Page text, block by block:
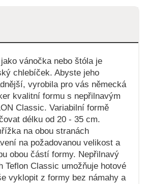
vánočka nebo štóla je
chlebíček. Abyste jeho
vyrobila pro vás německá
kvalitní formu s nepřilnavým
Classic. Variabilní formě
délku od 20 - 35 cm.
na obou stranách
na požadovanou velikost a
obou částí formy. Nepřilnavý
Teflon Classic umožňuje hotové
vyklopit z formy bez námahy a